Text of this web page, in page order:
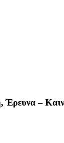
Έρευνα –